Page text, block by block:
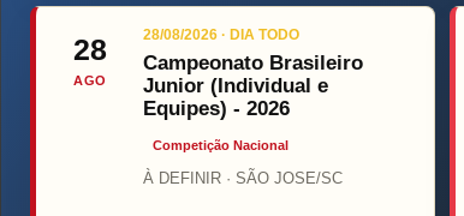
28
AGO
28/08/2026 · DIA TODO
Campeonato Brasileiro
Junior (Individual e
Equipes) - 2026
Competição Nacional
À DEFINIR · SÃO JOSE/SC